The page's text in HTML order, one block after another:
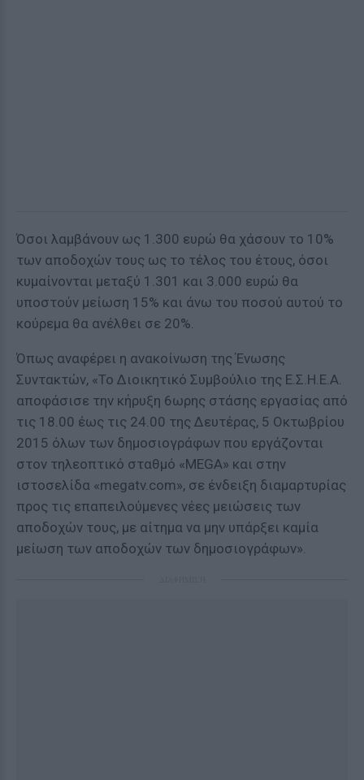
Όσοι λαμβάνουν ως 1.300 ευρώ θα χάσουν το 10%
των αποδοχών τους ως το τέλος του έτους, όσοι
κυμαίνονται μεταξύ 1.301 και 3.000 ευρώ θα
υποστούν μείωση 15% και άνω του ποσού αυτού το
κούρεμα θα ανέλθει σε 20%.
Όπως αναφέρει η ανακοίνωση της Ένωσης
Συντακτών, «Το Διοικητικό Συμβούλιο της Ε.Σ.Η.Ε.Α.
αποφάσισε την κήρυξη 6ωρης στάσης εργασίας από
τις 18.00 έως τις 24.00 της Δευτέρας, 5 Οκτωβρίου
2015 όλων των δημοσιογράφων που εργάζονται
στον τηλεοπτικό σταθμό «MEGΑ» και στην
ιστοσελίδα «megatv.com», σε ένδειξη διαμαρτυρίας
προς τις επαπειλούμενες νέες μειώσεις των
αποδοχών τους, με αίτημα να μην υπάρξει καμία
μείωση των αποδοχών των δημοσιογράφων».